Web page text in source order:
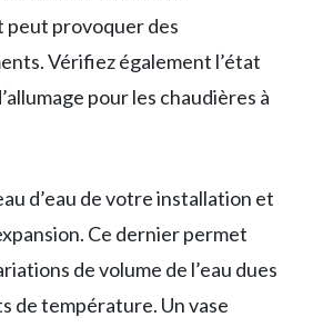
peut provoquer des
Vérifiez également l’état
pour les chaudières à
d’eau de votre installation et
Ce dernier permet
de volume de l’eau dues
de température. Un vase